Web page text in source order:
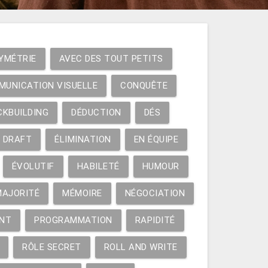
AVEC DES TOUT PETITS
VISUELLE CONQUÊTE
DÉDUCTION DÉS
DRAFT ÉLIMINATION EN ÉQUIPE
ÉVOLUTIF HABILETÉ HUMOUR
MÉMOIRE NÉGOCIATION
PROGRAMMATION RAPIDITÉ
RÔLE SECRET ROLL AND WRITE